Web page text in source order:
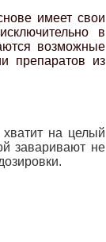
имеет свои
в
возможные
препаратов из
хватит на целый
заваривают не